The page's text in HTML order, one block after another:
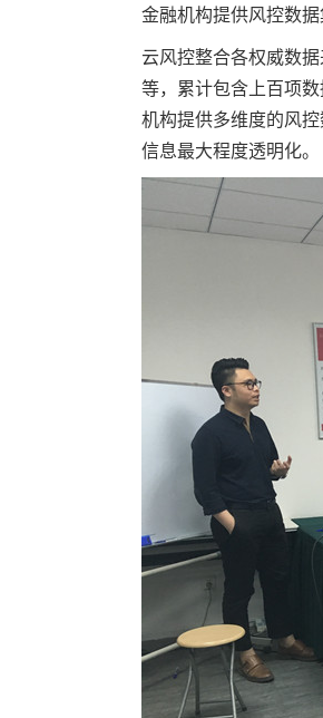
金融机构提供风控数据
云风控整合各权威数
等，累计包含上百项
机构提供多维度的风
信息最大程度透明化。